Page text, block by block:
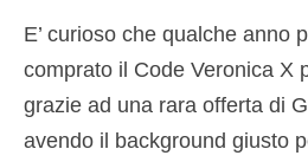
E’ curioso che qualche anno
comprato il Code Veronica X
grazie ad una rara offerta di
avendo il background giusto